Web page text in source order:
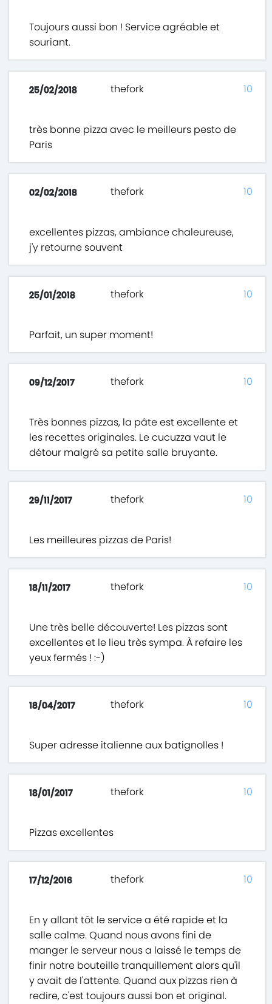
Toujours aussi bon ! Service agréable et
souriant.
25/02/2018 thefork
très bonne pizza avec le meilleurs pesto de
Paris
10
02/02/2018 thefork
excellentes pizzas, ambiance chaleureuse,
j'y retourne souvent
10
25/01/2018 thefork
Parfait, un super moment!
10
09/12/2017 thefork
Très bonnes pizzas, la pâte est excellente et
les recettes originales. Le cucuzza vaut le
détour malgré sa petite salle bruyante.
10
29/11/2017 thefork
Les meilleures pizzas de Paris!
10
18/11/2017 thefork
Une très belle découverte! Les pizzas sont
excellentes et le lieu très sympa. À refaire les
yeux fermés ! :-)
10
18/04/2017 thefork
Super adresse italienne aux batignolles !
10
18/01/2017 thefork
Pizzas excellentes
10
17/12/2016 thefork
En y allant tôt le service a été rapide et la
salle calme. Quand nous avons fini de
manger le serveur nous a laissé le temps de
finir notre bouteille tranquillement alors qu'il
y avait de l'attente. Quand aux pizzas rien à
redire, c'est toujours aussi bon et original.
10